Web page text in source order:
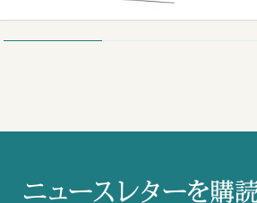
ニュースレターを購